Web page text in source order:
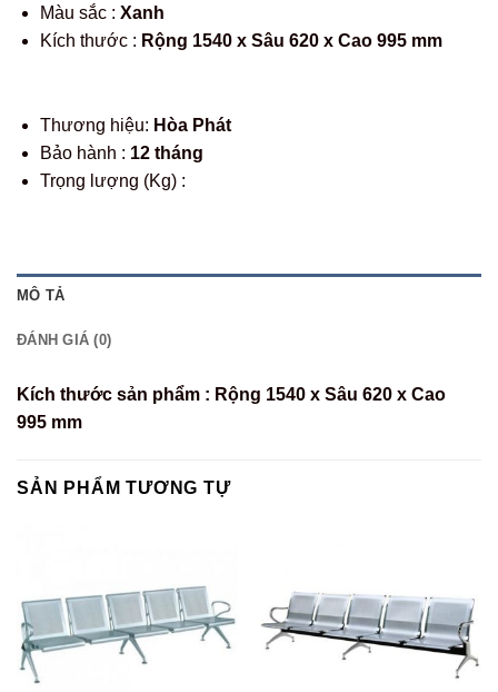
Màu sắc : Xanh
Kích thước : Rộng 1540 x Sâu 620 x Cao 995 mm
Thương hiệu: Hòa Phát
Bảo hành : 12 tháng
Trọng lượng (Kg) :
MÔ TẢ
ĐÁNH GIÁ (0)
Kích thước sản phẩm : Rộng 1540 x Sâu 620 x Cao
995 mm
SẢN PHẨM TƯƠNG TỰ